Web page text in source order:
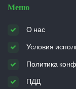
Меню
О нас
Условия
Политика
ПДД